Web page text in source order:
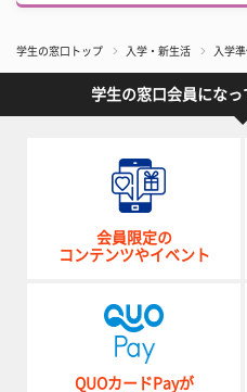
学生の窓口トップ 入学・新生活 入学
学生の窓口会員になっ
会員限定の
コンテンツやイベント
QUOカードPayが